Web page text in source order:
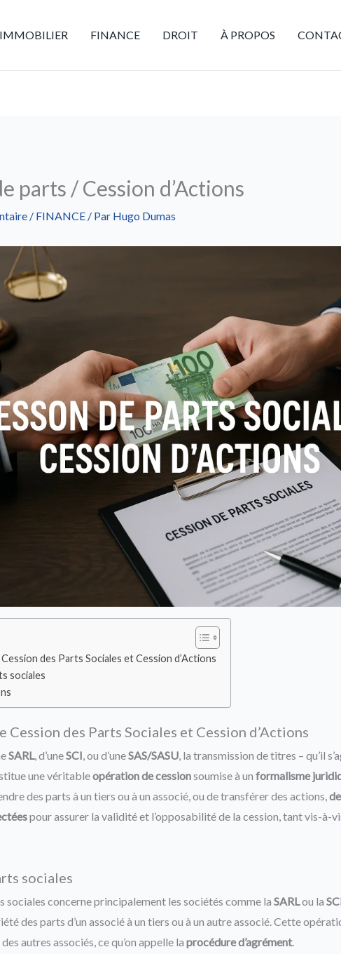
IMMOBILIER FINANCE DROIT À PROPOS
parts / Cession d’Actions
/ FINANCE/ Par Hugo Dumas
des Parts Sociales et Cession d’Actions
sociales
Cession des Parts Sociales et Cession d’Actions
SARL, d’uneSCI, ou d’uneSAS/SASU, la transmission de titres – qu’il
une véritableopération de cessionsoumise à un formalisme
des parts à un tiers ou à un associé, ou de transférer des actions,
pour assurer la validité et l’opposabilité de la cession, tant vis-à-
sociales
sociales concerne principalement les sociétés comme la SARLou la
des parts d’un associé à un tiers ou à un autre associé. Cette
autres associés, ce qu’on appelle la procédure d’agrément.